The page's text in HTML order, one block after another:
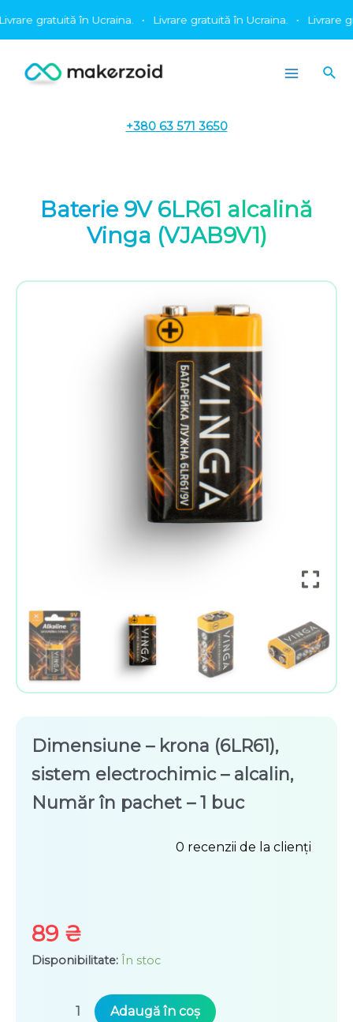
gratuită în Ucraina. • Livrare gratuită în Ucraina. • Livrare
+380 63 571 3650
Baterie 9V 6LR61 alcalină
Vinga (VJAB9V1)
Dimensiune – krona (6LR61),
sistem electrochimic – alcalin,
Număr în pachet – 1 buc
0
din
0 recenzii de la clienți
89 ₴
Disponibilitate: În stoc
Cantitate
Adaugă în coș